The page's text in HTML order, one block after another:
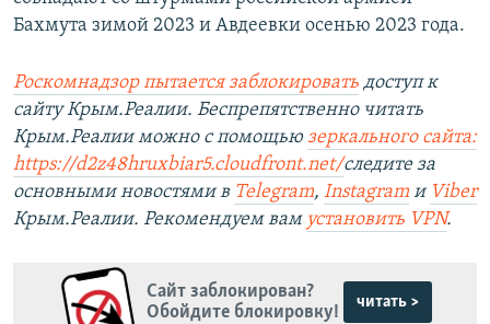
Бахмута зимой 2023 и Авдеевки осенью 2023 года.
Роскомнадзор пытается заблокировать доступ к
сайту Крым.Реалии. Беспрепятственно читать
Крым.Реалии можно с помощью зеркального сайта:
https://d2z48hruxbiar5.cloudfront.net/следите за
основными новостями в Telegram, Instagram и Viber
Крым.Реалии. Рекомендуем вам установить VPN.
Сайт заблокирован?
Обойдите блокировку!
читать >